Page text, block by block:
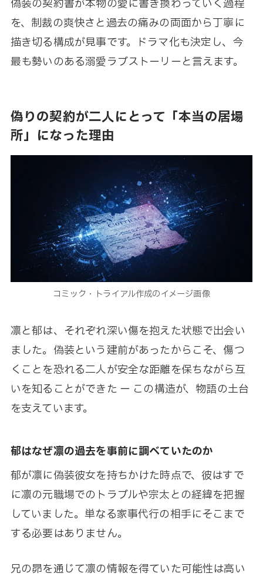
偽装の契約書が本物の愛に書き換わっていく過程
を、制裁の爽快さと過去の痛みの両面から丁寧に
描き切る構成が見事です。ドラマ化も決定し、今
最も勢いのある溺愛ラブストーリーと言えます。
偽りの契約が二人にとって「本当の居場
所」になった理由
コミック・トライアル作成のイメージ画像
凛と郁は、それぞれ深い傷を抱えた状態で出会い
ました。偽装という建前があったからこそ、傷つ
くことを恐れる二人が安全な距離を保ちながら互
いを知ることができた ー この構造が、物語の土台
を支えています。
郁はなぜ凛の過去を事前に調べていたのか
郁が凛に偽装彼女を持ちかけた時点で、彼はすで
に凛の元職場でのトラブルや宗太との経緯を把握
していました。単なる家事代行の相手にそこまで
する必要はありません。
兄の昴を通じて凛の情報を得ていた可能性は高い